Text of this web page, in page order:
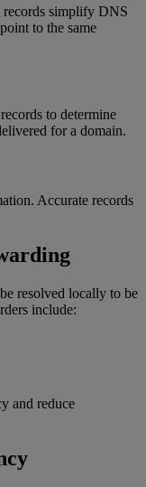
simplify DNS
to the same
to determine
for a domain.
Accurate records
resolved locally to be
include:
and reduce